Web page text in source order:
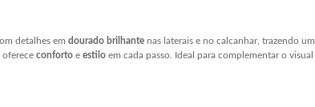
detalhes em dourado brilhante nas laterais e no calcanhar, trazendo
oferece conforto e estilo em cada passo. Ideal para complementar o